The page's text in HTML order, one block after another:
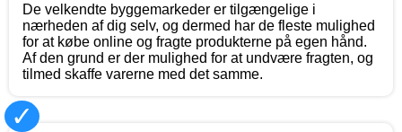
De velkendte byggemarkeder er tilgængelige i
nærheden af dig selv, og dermed har de fleste mulighed
for at købe online og fragte produkterne på egen hånd.
Af den grund er der mulighed for at undvære fragten, og
tilmed skaffe varerne med det samme.
✓